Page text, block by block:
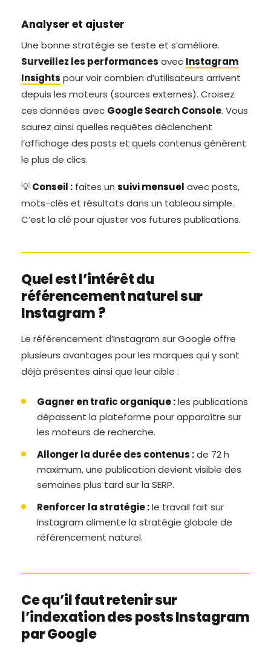
Analyser et ajuster
Une bonne stratégie se teste et s’améliore.
Surveillez les performances avec Instagram
Insights pour voir combien d’utilisateurs arrivent
depuis les moteurs (sources externes). Croisez
ces données avec Google Search Console. Vous
saurez ainsi quelles requêtes déclenchent
l’affichage des posts et quels contenus génèrent
le plus de clics.
💡Conseil : faites un suivi mensuel avec posts,
mots-clés et résultats dans un tableau simple.
C’est la clé pour ajuster vos futures publications.
Quel est l’intérêt du
référencement naturel sur
Instagram ?
Le référencement d’Instagram sur Google offre
plusieurs avantages pour les marques qui y sont
déjà présentes ainsi que leur cible :
Gagner en trafic organique :les publications
dépassent la plateforme pour apparaître sur
les moteurs de recherche.
Allonger la durée des contenus :de 72 h
maximum, une publication devient visible des
semaines plus tard sur la SERP.
Renforcer la stratégie :le travail fait sur
Instagram alimente la stratégie globale de
référencement naturel.
Ce qu’il faut retenir sur
l’indexation des posts Instagram
par Google